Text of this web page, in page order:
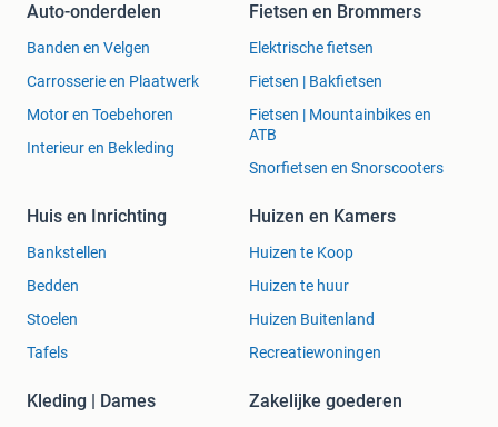
Auto-onderdelen
Banden en Velgen
Carrosserie en Plaatwerk
Motor en Toebehoren
Interieur en Bekleding
Fietsen en Brommers
Elektrische fietsen
Fietsen | Bakfietsen
Fietsen | Mountainbikes en
ATB
Snorfietsen en Snorscooters
Huis en Inrichting
Bankstellen
Bedden
Stoelen
Tafels
Huizen en Kamers
Huizen te Koop
Huizen te huur
Huizen Buitenland
Recreatiewoningen
Kleding | Dames Zakelijke goederen